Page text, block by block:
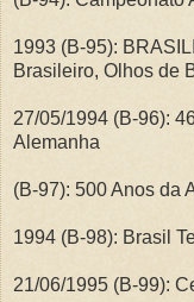
1993 (B-95):
Brasileiro, Olhos de
27/05/1994 (B-96):
Alemanha
(B-97): 500 Anos da
1994 (B-98): Brasil
21/06/1995 (B-99):